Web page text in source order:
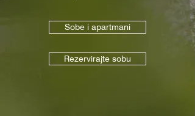
Sobe i apartmani
Rezervirajte sobu